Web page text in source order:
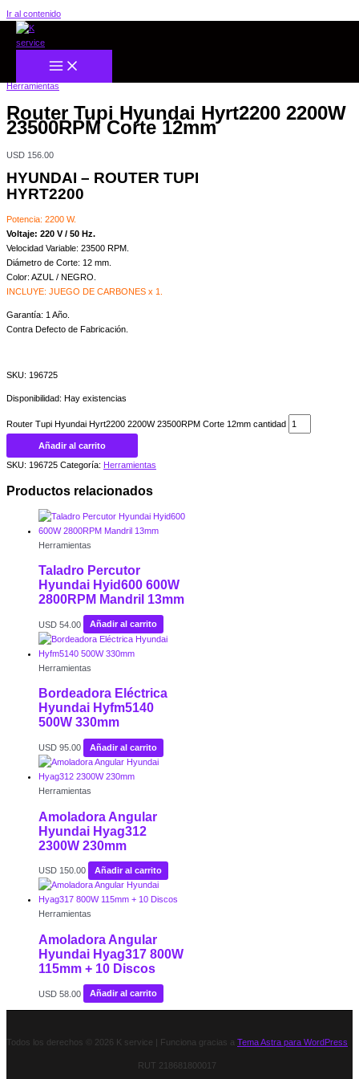
Ir al contenido
Herramientas
Router Tupi Hyundai Hyrt2200 2200W
23500RPM Corte 12mm
USD 156.00
HYUNDAI – ROUTER TUPI
HYRT2200
Potencia: 2200 W.
Voltaje: 220 V / 50 Hz.
Velocidad Variable: 23500 RPM.
Diámetro de Corte: 12 mm.
Color: AZUL / NEGRO.
INCLUYE: JUEGO DE CARBONES x 1.
Garantía: 1 Año.
Contra Defecto de Fabricación.
SKU: 196725
Disponibilidad: Hay existencias
Router Tupi Hyundai Hyrt2200 2200W 23500RPM Corte 12mm cantidad
Añadir al carrito
SKU: 196725 Categoría: Herramientas
Productos relacionados
Herramientas
Taladro Percutor
Hyundai Hyid600 600W
2800RPM Mandril 13mm
USD 54.00 Añadir al carrito
Herramientas
Bordeadora Eléctrica
Hyundai Hyfm5140
500W 330mm
USD 95.00 Añadir al carrito
Herramientas
Amoladora Angular
Hyundai Hyag312
2300W 230mm
USD 150.00 Añadir al carrito
Herramientas
Amoladora Angular
Hyundai Hyag317 800W
115mm + 10 Discos
USD 58.00 Añadir al carrito
Todos los derechos © 2026 K service | Funciona gracias a Tema Astra para WordPress
RUT 218681800017